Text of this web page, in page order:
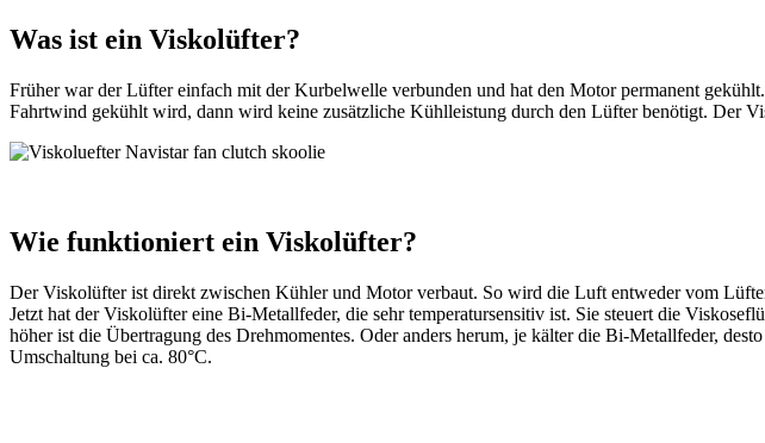
Was ist ein Viskolüfter?
Früher war der Lüfter einfach mit der Kurbelwelle verbunden und hat den Motor permanent
Fahrtwind gekühlt wird, dann wird keine zusätzliche Kühlleistung durch den Lüfter benötigt. Der
Wie funktioniert ein Viskolüfter?
Der Viskolüfter ist direkt zwischen Kühler und Motor verbaut. So wird die Luft entweder vom
Jetzt hat der Viskolüfter eine Bi-Metallfeder, die sehr temperatursensitiv ist. Sie steuert die
höher ist die Übertragung des Drehmomentes. Oder anders herum, je kälter die Bi-Metallfeder,
Umschaltung bei ca. 80°C.